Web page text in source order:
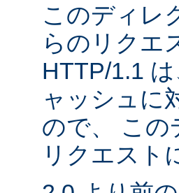
このディレ
らのリクエ
HTTP/1.1
ャッシュに
ので、 この
リクエスト